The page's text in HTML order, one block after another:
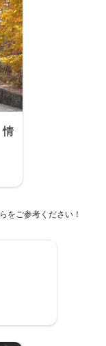
情
をご参考ください！